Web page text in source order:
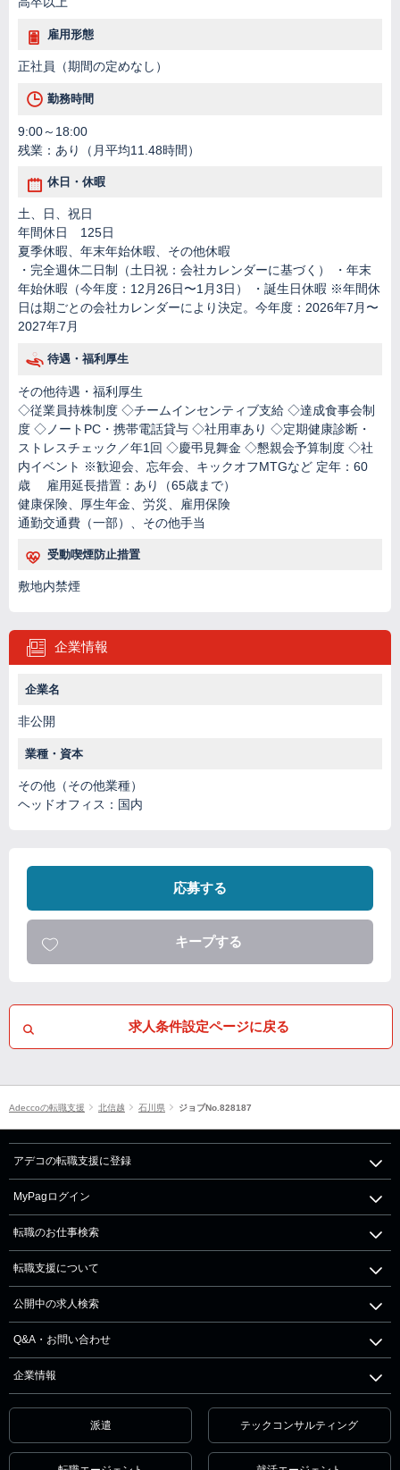
雇用形態
正社員（期間の定めなし）
勤務時間
9:00～18:00
残業：あり（月平均11.48時間）
休日・休暇
土、日、祝日
年間休日 125日
夏季休暇、年末年始休暇、その他休暇
・完全週休二日制（土日祝：会社カレンダーに基づく） ・年末
年始休暇（今年度：12月26日〜1月3日） ・誕生日休暇 ※年間休
日は期ごとの会社カレンダーにより決定。今年度：2026年7月〜
2027年7月
待遇・福利厚生
その他待遇・福利厚生
◇従業員持株制度 ◇チームインセンティブ支給 ◇達成食事会制
度 ◇ノートPC・携帯電話貸与 ◇社用車あり ◇定期健康診断・
ストレスチェック／年1回 ◇慶弔見舞金 ◇懇親会予算制度 ◇社
内イベント ※歓迎会、忘年会、キックオフMTGなど 定年：60
歳 雇用延長措置：あり（65歳まで）
健康保険、厚生年金、労災、雇用保険
通勤交通費（一部）、その他手当
受動喫煙防止措置
敷地内禁煙
企業情報
企業名
非公開
業種・資本
その他（その他業種）
ヘッドオフィス：国内
応募する
キープする
求人条件設定ページに戻る
Adeccoの転職支援 北信越 石川県 ジョブNo.828187
アデコの転職支援に登録
MyPagログイン
転職のお仕事検索
転職支援について
公開中の求人検索
Q&A・お問い合わせ
企業情報
派遣 テックコンサルティング